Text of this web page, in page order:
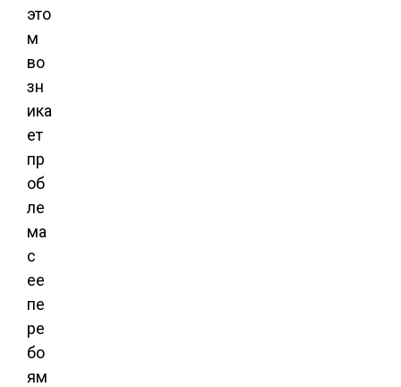
это
м
во
зн
ика
ет
пр
об
ле
ма
с
ее
пе
ре
бо
ям